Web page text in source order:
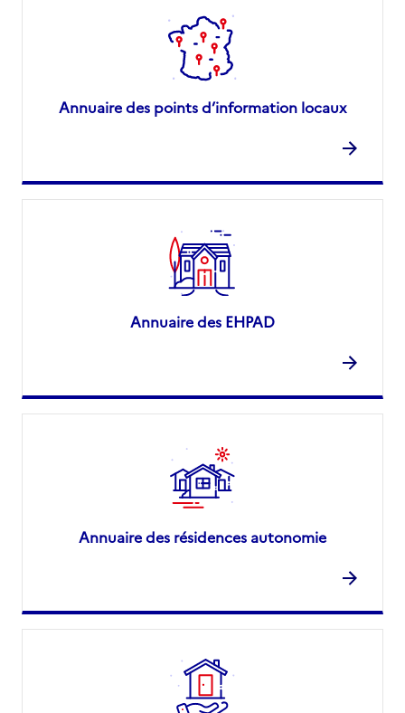
Annuaire des points d’information locaux
Annuaire des EHPAD
Annuaire des résidences autonomie